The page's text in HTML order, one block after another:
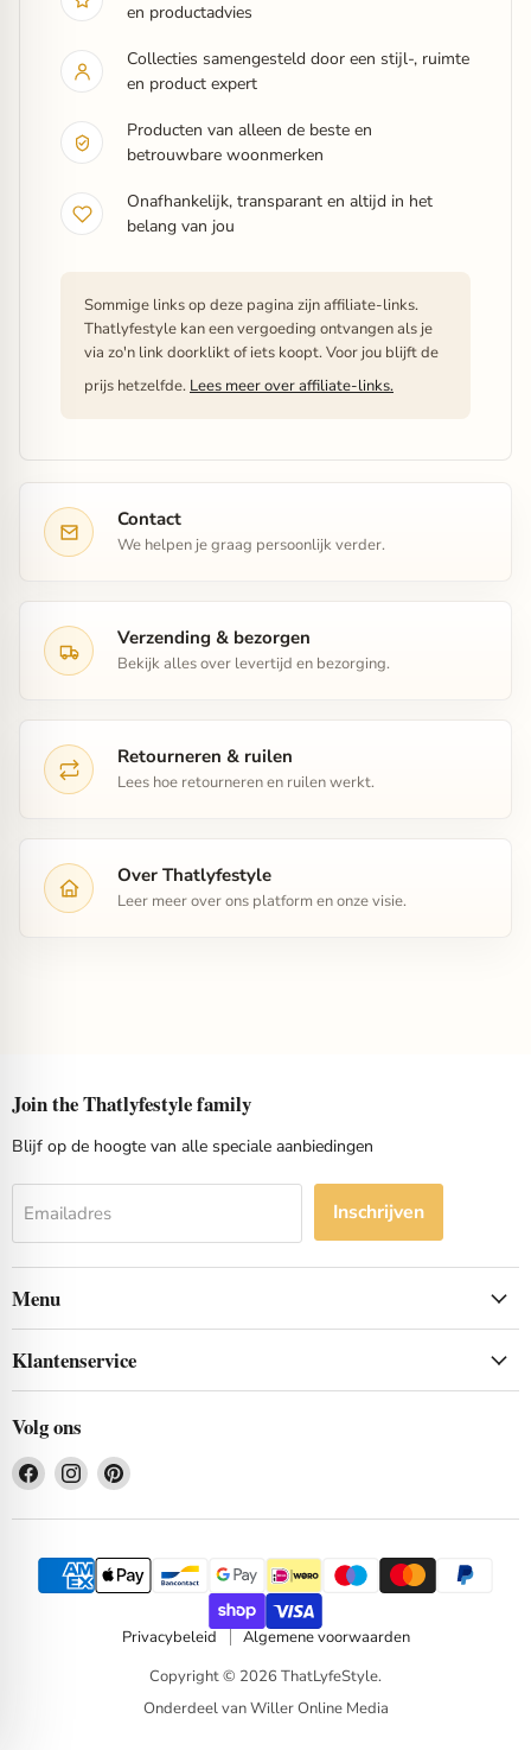
en productadvies
Collecties samengesteld door een stijl-, ruimte
en product expert
Producten van alleen de beste en
betrouwbare woonmerken
Onafhankelijk, transparant en altijd in het
belang van jou
Sommige links op deze pagina zijn affiliate-links.
Thatlyfestyle kan een vergoeding ontvangen als je
via zo'n link doorklikt of iets koopt. Voor jou blijft de
prijs hetzelfde. Lees meer over affiliate-links.
Contact
We helpen je graag persoonlijk verder.
Verzending & bezorgen
Bekijk alles over levertijd en bezorging.
Retourneren & ruilen
Lees hoe retourneren en ruilen werkt.
Over Thatlyfestyle
Leer meer over ons platform en onze visie.
Join the Thatlyfestyle family
Blijf op de hoogte van alle speciale aanbiedingen
Emailadres Inschrijven
Menu
Klantenservice
Volg ons
Vind
ons
op
Vind
ons
op
Vind
op
Privacybeleid
Algemene voorwaarden
Copyright © 2026 ThatLyfeStyle.
Onderdeel van Willer Online Media